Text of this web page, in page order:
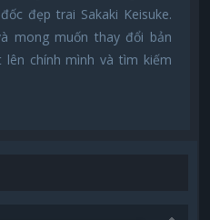
đẹp trai Sakaki Keisuke.
mong muốn thay đổi bản
chính mình và tìm kiếm